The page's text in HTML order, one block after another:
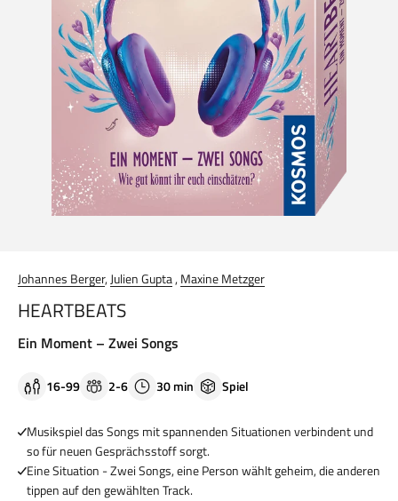
Johannes Berger,Julien Gupta,Maxine Metzger
HEARTBEATS
Ein Moment – Zwei Songs
16-99 2-6 30 min Spiel
Musikspiel das Songs mit spannenden Situationen verbindent und
so für neuen Gesprächsstoff sorgt.
Eine Situation - Zwei Songs, eine Person wählt geheim, die anderen
tippen auf den gewählten Track.